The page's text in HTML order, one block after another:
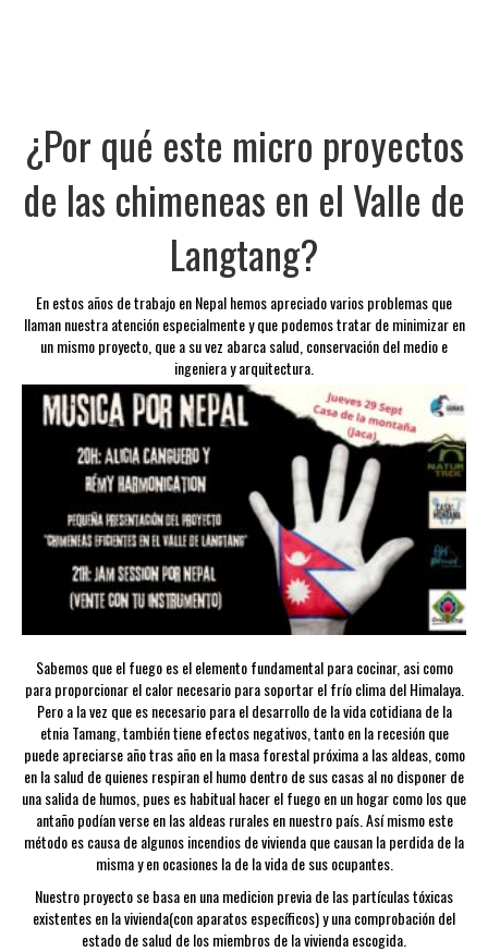
¿Por qué este micro proyectos
de las chimeneas en el Valle de
Langtang?
En estos años de trabajo en Nepal hemos apreciado varios problemas que
llaman nuestra atención especialmente y que podemos tratar de minimizar en
un mismo proyecto, que a su vez abarca salud, conservación del medio e
ingeniera y arquitectura.
Sabemos que el fuego es el elemento fundamental para cocinar, asi como
para proporcionar el calor necesario para soportar el frío clima del Himalaya.
Pero a la vez que es necesario para el desarrollo de la vida cotidiana de la
etnia Tamang, también tiene efectos negativos, tanto en la recesión que
puede apreciarse año tras año en la masa forestal próxima a las aldeas, como
en la salud de quienes respiran el humo dentro de sus casas al no disponer de
una salida de humos, pues es habitual hacer el fuego en un hogar como los que
antaño podían verse en las aldeas rurales en nuestro país. Así mismo este
método es causa de algunos incendios de vivienda que causan la perdida de la
misma y en ocasiones la de la vida de sus ocupantes.
Nuestro proyecto se basa en una medicion previa de las partículas tóxicas
existentes en la vivienda(con aparatos específicos) y una comprobación del
estado de salud de los miembros de la vivienda escogida.